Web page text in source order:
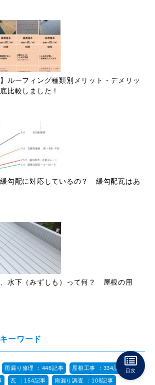
ルーフィング種類別メリット・デメリッ
比較しました！
勾配に対応しているの？ 緩勾配瓦はあ
水下（みずしも）って何？ 屋根の用
ーワード
雨漏り修理 ：446記事 屋根工事 ：334記事
瓦 ：154記事 雨漏り調査 ：108記事
目次